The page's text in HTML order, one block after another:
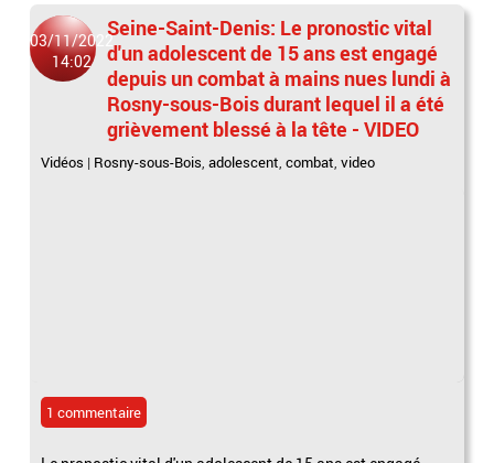
03/11/2022
14:02
Seine-Saint-Denis: Le pronostic vital
d'un adolescent de 15 ans est engagé
depuis un combat à mains nues lundi à
Rosny-sous-Bois durant lequel il a été
grièvement blessé à la tête - VIDEO
Vidéos | Rosny-sous-Bois,adolescent,combat,video
1 commentaire